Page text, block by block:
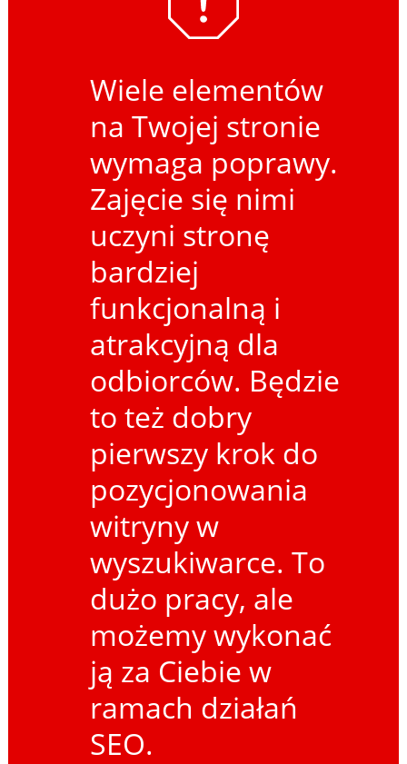
Wiele elementów
na Twojej stronie
wymaga poprawy.
Zajęcie się nimi
uczyni stronę
bardziej
funkcjonalną i
atrakcyjną dla
odbiorców. Będzie
to też dobry
pierwszy krok do
pozycjonowania
witryny w
wyszukiwarce. To
dużo pracy, ale
możemy wykonać
ją za Ciebie w
ramach działań
SEO.